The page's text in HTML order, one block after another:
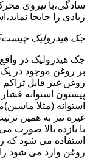
سادگی،با نیروی
زیادی را جابجا
جک هیدرولیک
جک هیدرولیک در
بر روغن موجود در
روغن غیر قابل تراکم
پیستون استوانه
استوانه (مثلا
غیره نیز به همین
با بازده بالا صورت
استفاده می شود که
روغن وارد می شود